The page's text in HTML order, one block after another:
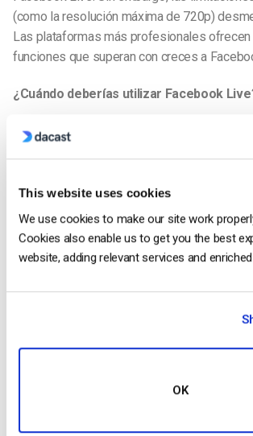
This website uses cookies
We use cookies to make our site work
Cookies also enable us to get you the best
website, adding relevant services and
OK
(como la resolución máxima de 720p)
Las plataformas más profesionales
funciones que superan con creces a
¿Cuándo deberías utilizar Facebook
Entonces, ¿cuándo exactamente
Facebook Live? Hay varios tipos de
de Facebook Live son:
Alternativas a Facebook Live
Como puedes ver en esta reseña, Facebook
Para lo que está hecha, es una gran
no está hecho para muchos tipos diferentes
Dicho esto, veamos algunasalternativas a
Revisión de YouTube Live